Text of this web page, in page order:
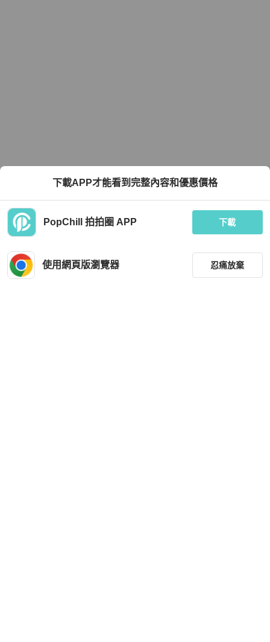
下載APP才能看到完整內容和優惠價格
PopChill 拍拍圈 APP 下載
使用網頁版瀏覽器 忍痛放棄